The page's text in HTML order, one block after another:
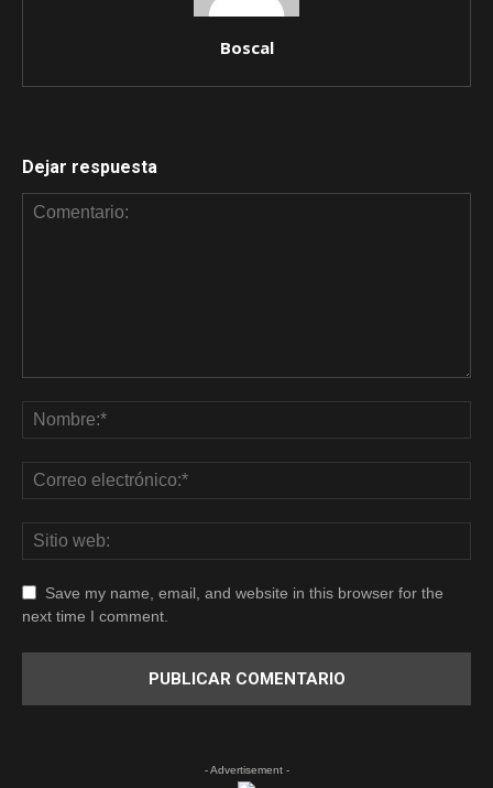
Boscal
Dejar respuesta
Save my name, email, and website in this browser for the
next time I comment.
- Advertisement -